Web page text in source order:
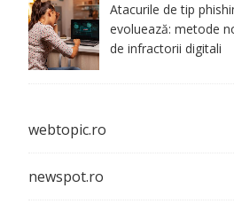
Atacurile de tip
evoluează: metode
de infractorii digitali
webtopic.ro
newspot.ro